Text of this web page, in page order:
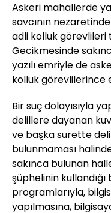
Askeri mahallerde
savcının
adli kolluk görevlileri
Gecikmesinde
yazılı emriyle de
kolluk görevlilerince
Bir suç dolayısıyla
delillere dayanan
ve başka surette
bulunmaması
sakınca bulunan
şüphelinin
programlarıyla,
yapılmasına,